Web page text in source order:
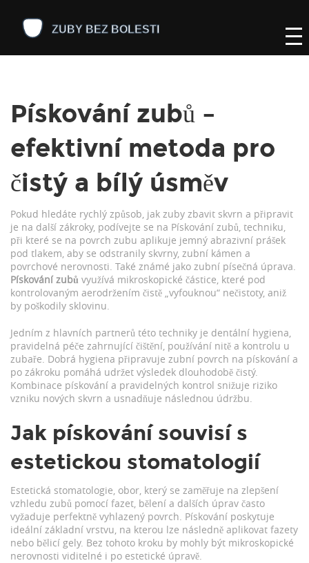
Pískování zubů –
efektivní metoda pro
čistý a bílý úsměv
Pokud hledáte rychlý způsob, jak zuby zbavit skvrn a připravit
je na další zákroky, podívejte se na Pískování zubů, techniku,
při které se na povrch zubu aplikuje jemný abrazivní prášek
pod tlakem, aby se odstranily skvrny, zubní kámen a
povrchové nerovnosti. Také známé jako zubní písečná úprava.
Pískování zubů využívá mikroskopické částice, které pod
kontrolovaným aerodržením čistě „vyfouknou“ nečistoty, aniž
by poškodily sklovinu.
Jedním z hlavních partnerů této techniky je dentální hygiena,
pravidelná péče zahrnující čištění, používání nitě a kontrolu u
zubaře. Dobrá hygiena připravuje zubní povrch na pískování a
po zákroku pomáhá udržet výsledek dlouhodobě čistý.
Kombinace pískování a pravidelných kontrol snižuje riziko
vzniku nových skvrn a usnadňuje následnou údržbu.
Jak pískování souvisí s
estetickou stomatologií
Estetická stomatologie, obor, který se zaměřuje na zlepšení
vzhledu zubů pomocí fazet, bělení a dalších úprav často
vyžaduje perfektně vyhlazený povrch. Pískování poskytuje
ideální základní vrstvu, na kterou lze následně aplikovat fazety
nebo bělicí gely. Bez tohoto kroku by mohly být mikroskopické
nerovnosti viditelné i po estetické úpravě.